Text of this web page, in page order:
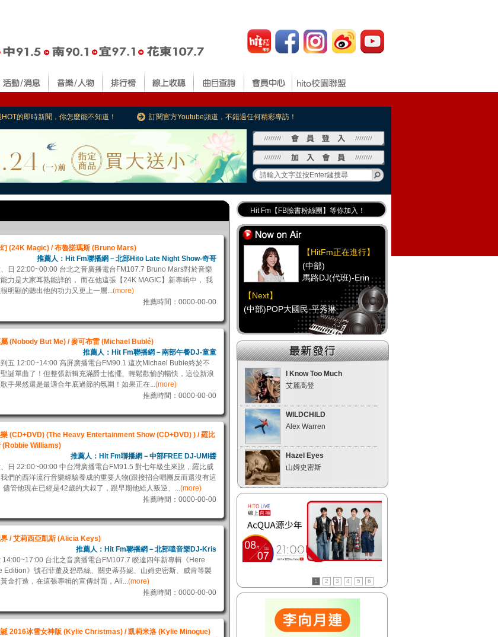
HOT的即時新聞，你怎麼能不知道！ 訂閱官方Youtube頻道，不錯過任何精彩專訪！
(24K Magic) / 布魯諾瑪斯 (Bruno Mars)
推薦人：Hit Fm聯播網－北部Hito Late Night Show-奇哥
日 22:00~00:00 台北之音廣播電台FM107.7 Bruno Mars對於音樂
力是大家耳熟能詳的， 而在他這張【24K MAGIC】新專輯中， 我
明顯的聽出他的功力又更上一層...(more)
推薦時間：0000-00-00
(Nobody But Me) / 麥可布雷 (Michael Bublé)
推薦人：Hit Fm聯播網－南部午餐DJ-童童
五 12:00~14:00 高屏廣播電台FM90.1 這次Michael Buble終於不
誕單曲了！但整張新輯充滿爵士搖擺、輕鬆歡愉的暢快，這位新浪
手果然還是最適合年底過節的氛圍！如果正在...(more)
推薦時間：0000-00-00
(CD+DVD) (The Heavy Entertainment Show (CD+DVD) ) / 羅比
(Robbie Williams)
推薦人：Hit Fm聯播網－中部FREE DJ-UMI醬
日 22:00~00:00 中台灣廣播電台FM91.5 對七年級生來說，羅比威
們的西洋流行音樂經驗養成的重要人物(跟接招合唱團反而還沒有這
儘管他現在已經是42歲的大叔了，跟早期他給人叛逆、...(more)
推薦時間：0000-00-00
/ 艾莉西亞凱斯 (Alicia Keys)
推薦人：Hit Fm聯播網－北部嗑音樂DJ-Kris
14:00~17:00 台北之音廣播電台FM107.7 睽違四年新專輯《Here
Edition》號召菲董及碧昂絲、關史蒂芬妮、山姆史密斯、威肯等製
金打造，在這張專輯的宣傳封面，Ali...(more)
推薦時間：0000-00-00
2016冰雪女神版 (Kylie Christmas) / 凱莉米洛 (Kylie Minogue)
Hit Fm【FB臉書粉絲團】等你加入！
最專業《DJ推薦》好音樂千萬別錯過！
好康報報 最新優惠訊息都在這！
Hit Fm的【IG】新鮮又好玩快加入！
【HitFm正在進行】
(中部)
馬路DJ(代班)-Erin
【Next】
(中部)POP大國民-平秀琳
【HitFm正在進行】
(南部)
不累DJ-Bibi趙之璧
【Next】
(南部)POP大國民-平秀琳
(宜蘭)
不累DJ-Bibi趙之璧
【Next】
(宜蘭)POP 大國民-錢毅
【HitFm正在進行】
(花東)
不累DJ-Bibi趙之璧
(花東)POP 大國民-錢毅
【HitFm正在進行】
I Know Too Much
艾麗高登
WILDCHILD
Alex Warren
Hazel Eyes
山姆史密斯
1 2 3 4 5 6